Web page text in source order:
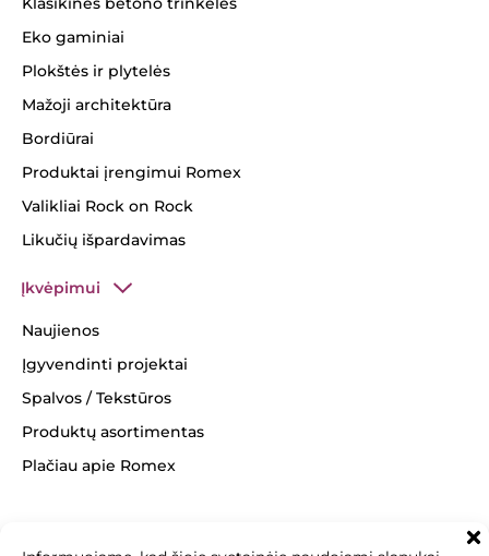
Eko gaminiai
Plokštės ir plytelės
Mažoji architektūra
Bordiūrai
Produktai įrengimui Romex
Valikliai Rock on Rock
Likučių išpardavimas
Įkvėpimui
Naujienos
Įgyvendinti projektai
Spalvos / Tekstūros
Produktų asortimentas
Plačiau apie Romex